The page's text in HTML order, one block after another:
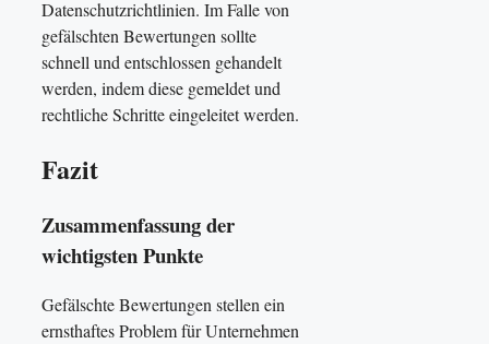
Datenschutzrichtlinien. Im Falle von
gefälschten Bewertungen sollte
schnell und entschlossen gehandelt
werden, indem diese gemeldet und
rechtliche Schritte eingeleitet werden.
Fazit
Zusammenfassung der
wichtigsten Punkte
Gefälschte Bewertungen stellen ein
ernsthaftes Problem für Unternehmen